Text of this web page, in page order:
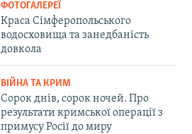
ФОТОГАЛЕРЕЇ
Краса Сімферопольського
водосховища та занедбаність
довкола
ВІЙНА ТА КРИМ
Сорок днів, сорок ночей. Про
результати кримської операції з
примусу Росії до миру